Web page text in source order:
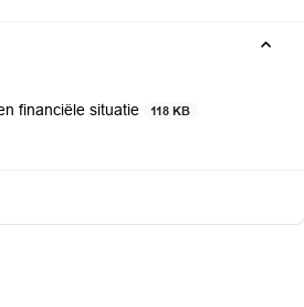
financiële situatie
118 KB